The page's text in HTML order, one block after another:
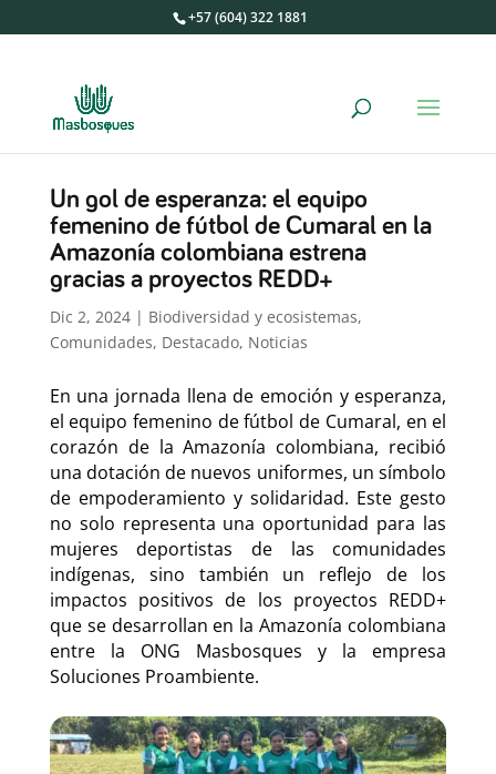
+57 (604) 322 1881
Un gol de esperanza: el equipo
femenino de fútbol de Cumaral en la
Amazonía colombiana estrena
gracias a proyectos REDD+
Dic 2, 2024| Biodiversidad y ecosistemas,
Comunidades, Destacado, Noticias
En una jornada llena de emoción y esperanza,
el equipo femenino de fútbol de Cumaral, en el
corazón de la Amazonía colombiana, recibió
una dotación de nuevos uniformes, un símbolo
de empoderamiento y solidaridad. Este gesto
no solo representa una oportunidad para las
mujeres deportistas de las comunidades
indígenas, sino también un reflejo de los
impactos positivos de los proyectos REDD+
que se desarrollan en la Amazonía colombiana
entre la ONG Masbosques y la empresa
Soluciones Proambiente.